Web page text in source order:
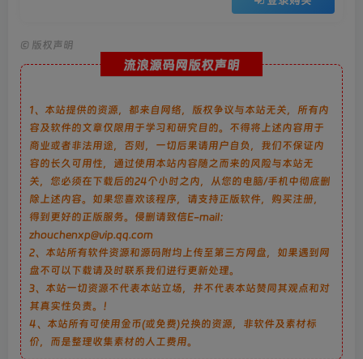
© 版权声明
流浪源码网版权声明
1、本站提供的资源，都来自网络，版权争议与本站无关，所有内
容及软件的文章仅限用于学习和研究目的。不得将上述内容用于
商业或者非法用途，否则，一切后果请用户自负，我们不保证内
容的长久可用性，通过使用本站内容随之而来的风险与本站无
关，您必须在下载后的24个小时之内，从您的电脑/手机中彻底删
除上述内容。如果您喜欢该程序，请支持正版软件，购买注册，
得到更好的正版服务。侵删请致信E-mail：
zhouchenxp@vip.qq.com
2、本站所有软件资源和源码附均上传至第三方网盘，如果遇到网
盘不可以下载请及时联系我们进行更新处理。
3、本站一切资源不代表本站立场，并不代表本站赞同其观点和对
其真实性负责。！
4、本站所有可使用金币(或免费)兑换的资源，非软件及素材标
价，而是整理收集素材的人工费用。